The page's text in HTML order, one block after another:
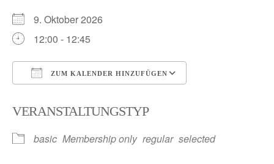
9. Oktober 2026
12:00 - 12:45
ZUM KALENDER HINZUFÜGEN
VERANSTALTUNGSTYP
basic Membership only regular selected